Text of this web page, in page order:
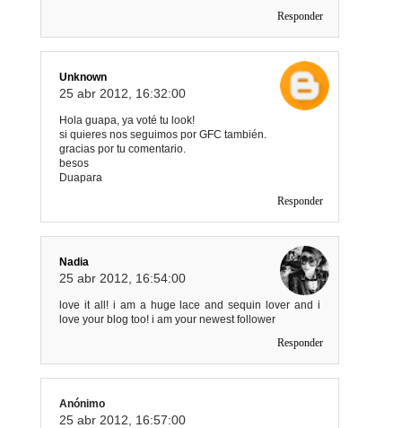
Responder
Unknown
25 abr 2012, 16:32:00
Hola guapa, ya voté tu look!
si quieres nos seguimos por GFC también.
gracias por tu comentario.
besos
Duapara
Responder
Nadia
25 abr 2012, 16:54:00
love it all! i am a huge lace and sequin lover and i
love your blog too! i am your newest follower
Responder
Anónimo
25 abr 2012, 16:57:00